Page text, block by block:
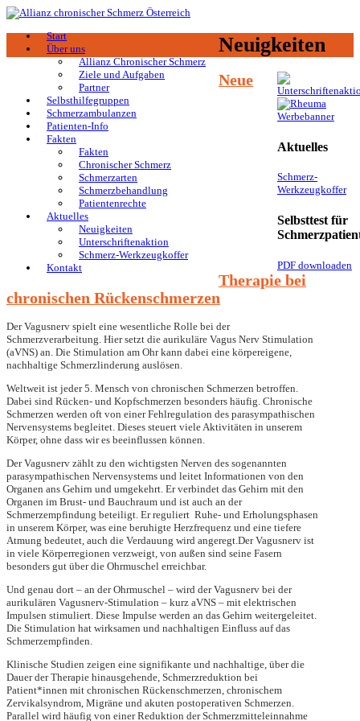
Start
Über uns
Allianz Chronischer Schmerz
Ziele und Aufgaben
Partner
Selbsthilfegruppen
Schmerzambulanzen
Patienten-Info
Fakten
Fakten
Chronischer Schmerz
Schmerzarten
Schmerzbehandlung
Patientenrechte
Aktuelles
Neuigkeiten
Unterschriftenaktion
Schmerz-Werkzeugkoffer
Kontakt
Neuigkeiten
Aktuelles
Schmerz-
Werkzeugkoffer
Selbsttest für
PDF downloaden
Neue
Therapie bei
chronischen Rückenschmerzen
Der Vagusnerv spielt eine wesentliche Rolle bei der
Schmerzverarbeitung. Hier setzt die aurikuläre Vagus Nerv Stimulation
(aVNS) an. Die Stimulation am Ohr kann dabei eine körpereigene,
nachhaltige Schmerzlinderung auslösen.
Weltweit ist jeder 5. Mensch von chronischen Schmerzen betroffen.
Dabei sind Rücken- und Kopfschmerzen besonders häufig. Chronische
Schmerzen werden oft von einer Fehlregulation des parasympathischen
Nervensystems begleitet. Dieses steuert viele Aktivitäten in unserem
Körper, ohne dass wir es beeinflussen können.
Der Vagusnerv zählt zu den wichtigsten Nerven des sogenannten
parasympathischen Nervensystems und leitet Informationen von den
Organen ans Gehirn und umgekehrt. Er verbindet das Gehirn mit den
Organen im Brust- und Bauchraum und ist auch an der
Schmerzempfindung beteiligt. Er reguliert Ruhe- und Erholungsphasen
in unserem Körper, was eine beruhigte Herzfrequenz und eine tiefere
Atmung bedeutet, auch die Verdauung wird angeregt.Der Vagusnerv ist
in viele Körperregionen verzweigt, von außen sind seine Fasern
besonders gut über die Ohrmuschel erreichbar.
Und genau dort – an der Ohrmuschel – wird der Vagusnerv bei der
aurikulären Vagusnerv-Stimulation – kurz aVNS – mit elektrischen
Impulsen stimuliert. Diese Impulse werden an das Gehirn weitergeleitet.
Die Stimulation hat wirksamen und nachhaltigen Einfluss auf das
Schmerzempfinden.
Klinische Studien zeigen eine signifikante und nachhaltige, über die
Dauer der Therapie hinausgehende, Schmerzreduktion bei
Patient*innen mit chronischen Rückenschmerzen, chronischem
Zervikalsyndrom, Migräne und akuten postoperativen Schmerzen.
Parallel wird häufig von einer Reduktion der Schmerzmitteleinnahme